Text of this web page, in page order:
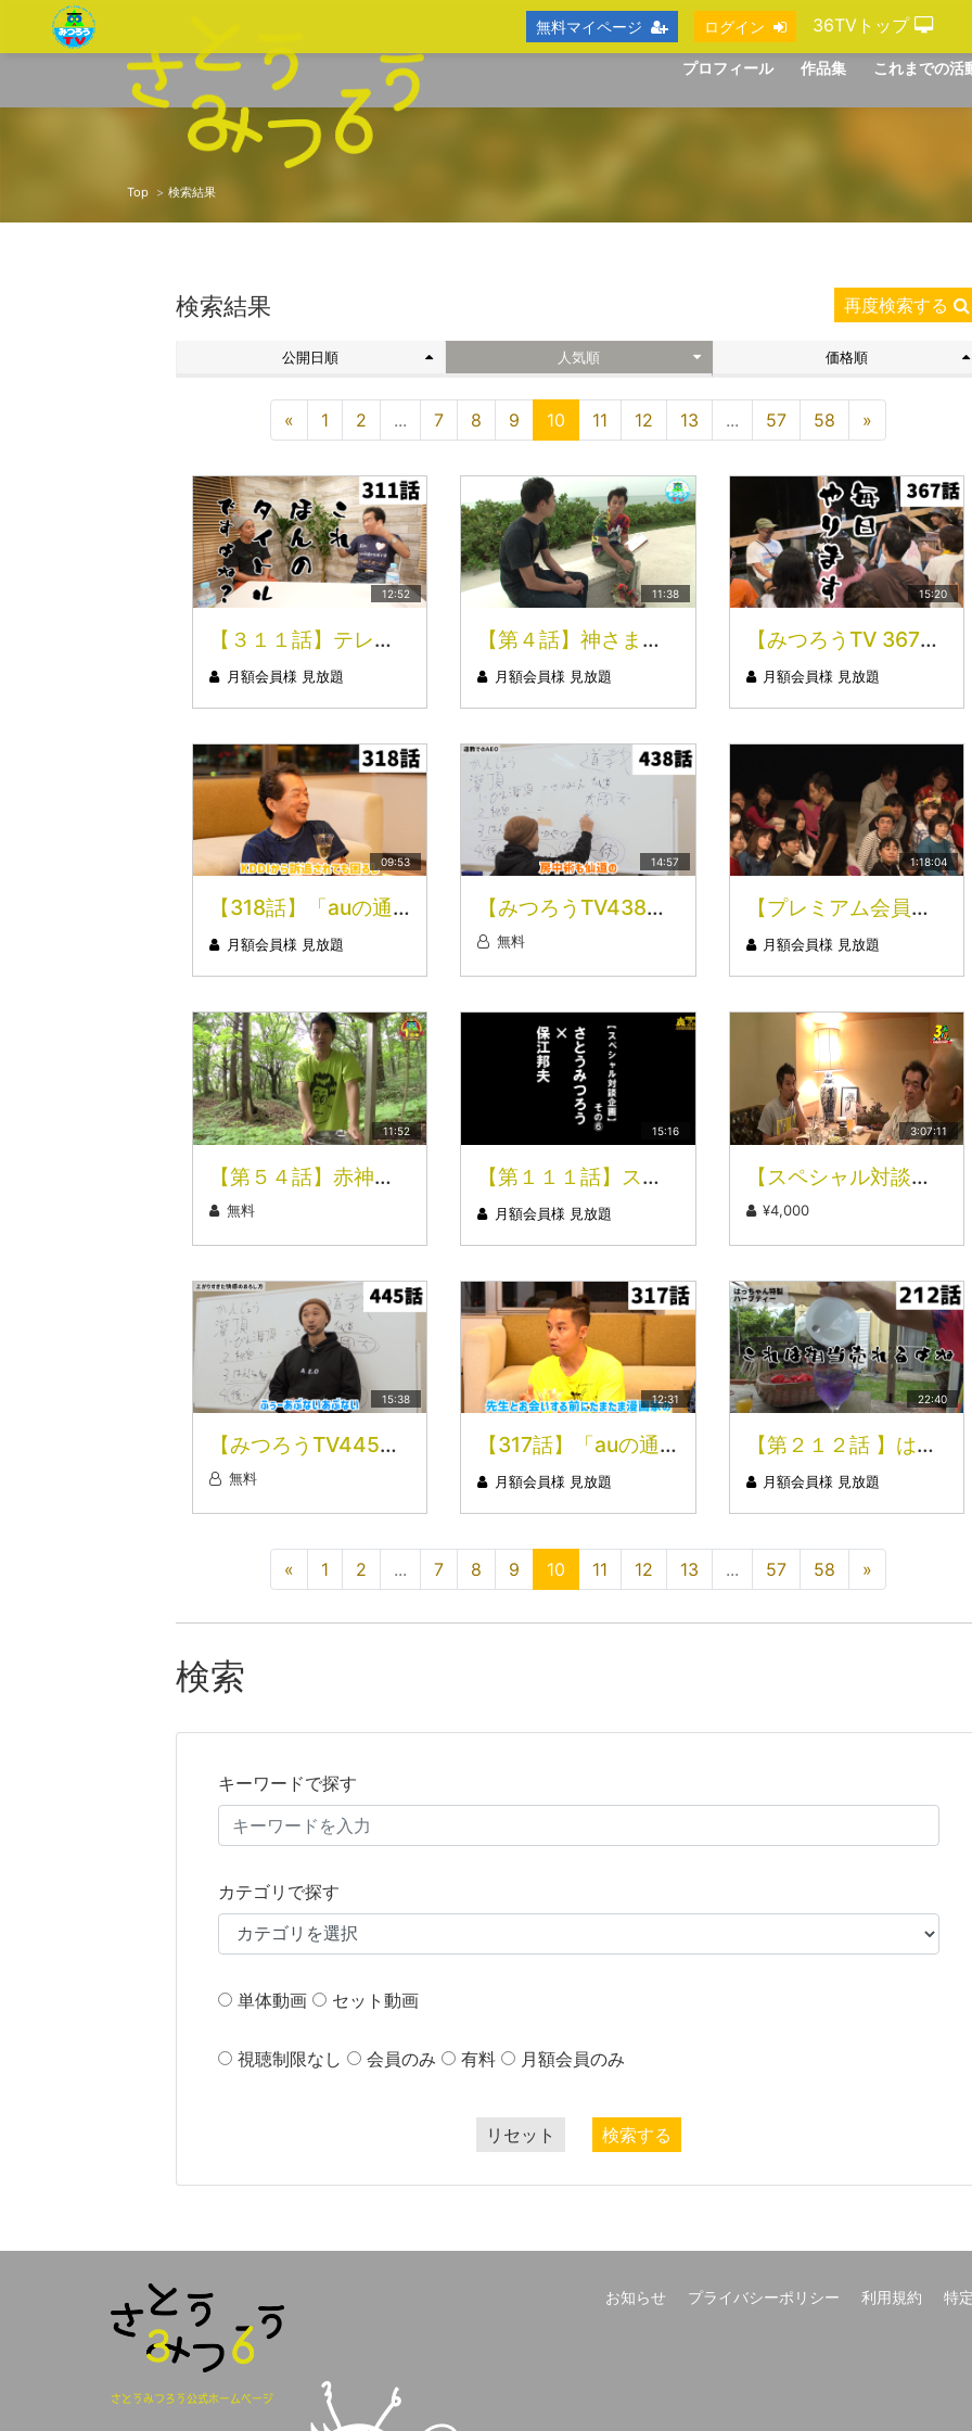
プロフィール 作品集 これまでの活
Top 検索結果
検索結果 再度検索する
公開日順 人気順 価格順
« 1 2 ... 7 8 9 10 11 12 13 ... 57 58 »
12:52
【３１１話】テレパシーも宇宙も解明する「理論」 保江邦夫先生との対談〜昼の部〜Part.１８
月額会員様 見放題
11:38
【第４話】神さまとのおしゃべり 解説（１／６）
月額会員様 見放題
15:20
【みつろうTV 367話】タントラエネルギー解放ヒミツ合宿シリーズ「江戸時代は“相手が誰かわからない状態”で子作りしたワケ」（シリーズ５回目）
月額会員様 見放題
09:53
【318話】「auの通信障害のワケ」編（3/3） 保江邦夫先生との対談【2nd season】Part.3
月額会員様 見放題
14:57
【みつろうTV438話】〝AEO〟フィクサー✕天武五十鈴師匠対談シリーズ⑥「まずは“般若”になりましょう」
無料
1:18:04
【プレミアム会員無料！】悪魔のワークショップ（2/3）
月額会員様 見放題
11:52
【第５４話】赤神神社 五社堂その③（３／４）
無料
15:16
【第１１１話】スペシャル対談企画 さとうみつろう×保江邦夫（６／１０） 預言者の福茶？！
月額会員様 見放題
3:07:11
【スペシャル対談企画】さとうみつろう×保江邦夫（ディレクターズカット完全版）
¥4,000
15:38
【みつろうTV445話】〝AEO〟フィクサー✕天武五十鈴師匠対談シリーズ⑬「あくびを練習〜そして快感へ…」
無料
12:31
【317話】「auの通信障害のワケ」編（2/3） 保江邦夫先生との対談【2nd season】Part.2
月額会員様 見放題
22:40
【第２１２話 】はっちゃんとの対談⑥～石垣島編Ｐａｒｔ３１～
月額会員様 見放題
« 1 2 ... 7 8 9 10 11 12 13 ... 57 58 »
検索
キーワードで探す
カテゴリで探す
単体動画 セット動画
視聴制限なし 会員のみ 有料 月額会員のみ
リセット 検索する
無料マイページ ログイン 36TVトップ
さとうみつろう公式ホームページ
お知らせ プライバシーポリシー 利用規約 特